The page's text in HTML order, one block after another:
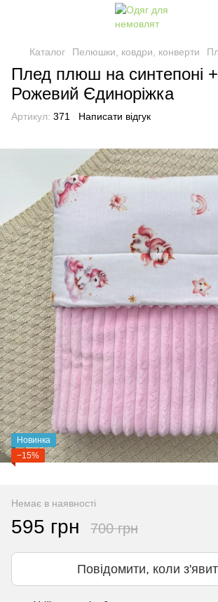
Каталог Пелюшки, ковдри, конверти
Плед плюш на синтепоні
Рожевий Єдиноріжка
Артикул: 371 Написати відгук
Новинка
−15%
Немає в наявності
595 грн 700 грн
Повідомити, коли